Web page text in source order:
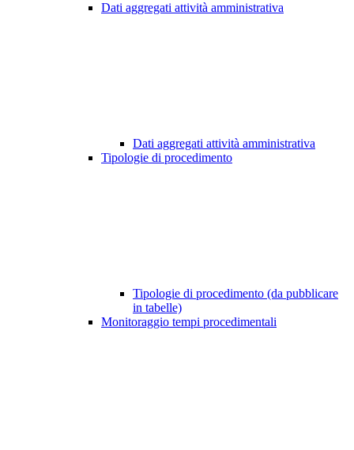
Dati aggregati attività amministrativa
Dati aggregati attività amministrativa
Tipologie di procedimento
Tipologie di procedimento (da pubblicare
in tabelle)
Monitoraggio tempi procedimentali